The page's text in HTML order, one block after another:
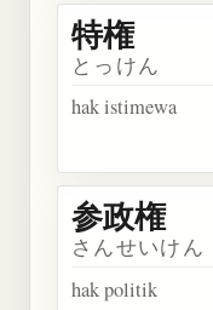
特権
とっけん
hak istimewa
参政権
さんせいけん
hak politik